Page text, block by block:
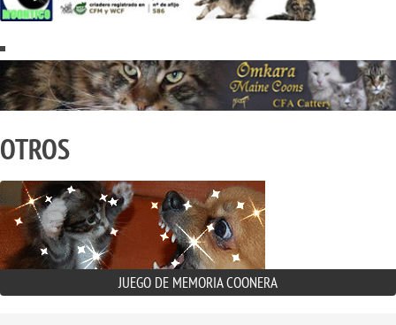
OTROS
JUEGO DE MEMORIA COONERA